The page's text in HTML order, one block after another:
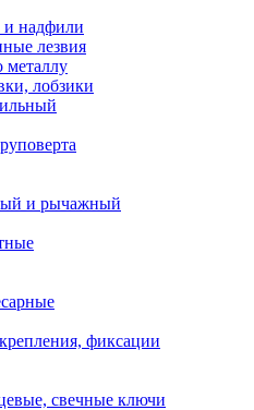
надфили
лезвия
лобзики
и рычажный
фиксации
свечные ключи